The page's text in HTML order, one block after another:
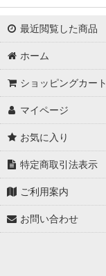
最近閲覧した商品
ホーム
ショッピングカート
マイページ
お気に入り
特定商取引法表示
ご利用案内
お問い合わせ